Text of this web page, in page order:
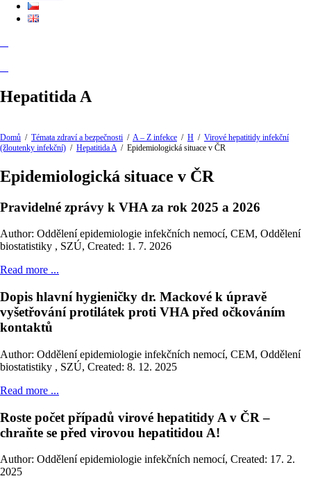
Hepatitida A
Domů / Témata zdraví a bezpečnosti / A – Z infekce / H / Virové hepatitidy infekční
(žloutenky infekční) / Hepatitida A/ Epidemiologická situace v ČR
Epidemiologická situace v ČR
Pravidelné zprávy k VHA za rok 2025 a 2026
Author: Oddělení epidemiologie infekčních nemocí, CEM, Oddělení
biostatistiky , SZÚ, Created: 1. 7. 2026
Read more ...
Dopis hlavní hygieničky dr. Mackové k úpravě
vyšetřování protilátek proti VHA před očkováním
kontaktů
Author: Oddělení epidemiologie infekčních nemocí, CEM, Oddělení
biostatistiky , SZÚ, Created: 8. 12. 2025
Read more ...
Roste počet případů virové hepatitidy A v ČR –
chraňte se před virovou hepatitidou A!
Author: Oddělení epidemiologie infekčních nemocí, Created: 17. 2.
2025